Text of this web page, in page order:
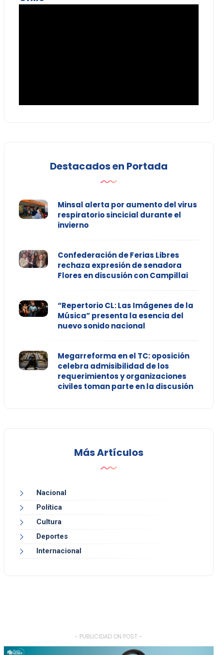
Destacados en Portada
Minsal alerta por aumento del virus
respiratorio sincicial durante el
invierno
Confederación de Ferias Libres
rechaza expresión de senadora
Flores en discusión con Campillai
“Repertorio CL: Las Imágenes de la
Música” presenta la esencia del
nuevo sonido nacional
Megarreforma en el TC: oposición
celebra admisibilidad de los
requerimientos y organizaciones
civiles toman parte en la discusión
Más Artículos
Nacional
Política
Cultura
Deportes
Internacional
- PUBLICIDAD ON POST -